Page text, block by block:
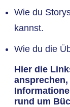
Wie du
kannst.
Wie du die
Hier die
rund um